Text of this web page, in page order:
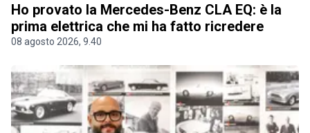
Ho provato la Mercedes-Benz CLA EQ: è la
prima elettrica che mi ha fatto ricredere
08 agosto 2026, 9.40